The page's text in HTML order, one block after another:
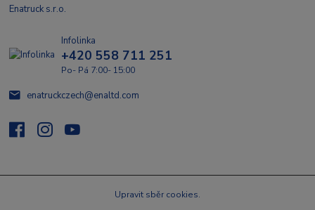
Enatruck s.r.o.
Infolinka
+420 558 711 251
Po- Pá 7:00- 15:00
enatruckczech@enaltd.com
Upravit sběr cookies.